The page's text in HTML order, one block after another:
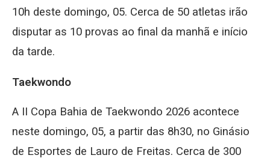
10h deste domingo, 05. Cerca de 50 atletas irão
disputar as 10 provas ao final da manhã e início
da tarde.
Taekwondo
A II Copa Bahia de Taekwondo 2026 acontece
neste domingo, 05, a partir das 8h30, no Ginásio
de Esportes de Lauro de Freitas. Cerca de 300